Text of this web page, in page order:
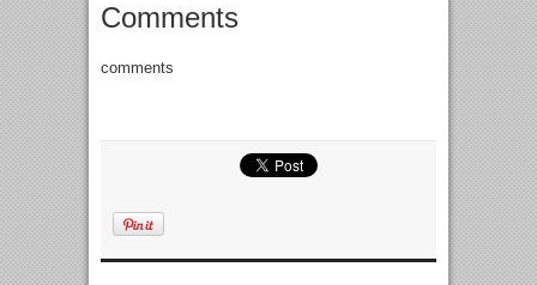
Comments
comments